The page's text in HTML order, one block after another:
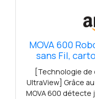
MOVA 600
sans Fil,
jusqu'à 600
Obstacles.
U,
[Technologie
UltraView] Grâce
MOVA 600 détecte